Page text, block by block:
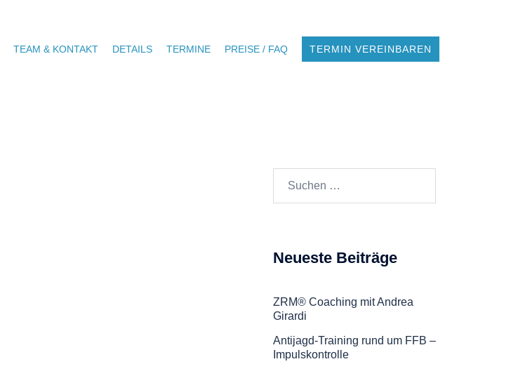
TEAM & KONTAKT DETAILS TERMINE PREISE / FAQ TERMIN VEREINBAREN
Neueste Beiträge
ZRM® Coaching mit Andrea
Girardi
Antijagd-Training rund um FFB –
Impulskontrolle